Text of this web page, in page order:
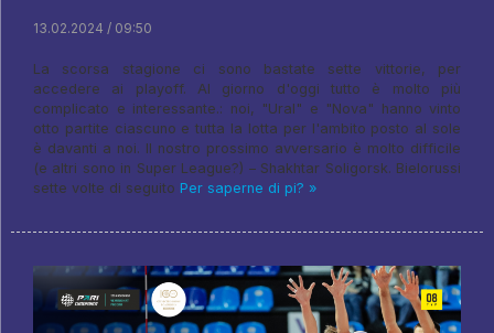
13.02.2024 / 09:50
La scorsa stagione ci sono bastate sette vittorie, per
accedere ai playoff. Al giorno d'oggi tutto è molto più
complicato e interessante.: noi, "Ural" e "Nova" hanno vinto
otto partite ciascuno e tutta la lotta per l'ambito posto al sole
è davanti a noi. Il nostro prossimo avversario è molto difficile
(e altri sono in Super League?) – Shakhtar Soligorsk. Bielorussi
sette volte di seguito Per saperne di pi? »